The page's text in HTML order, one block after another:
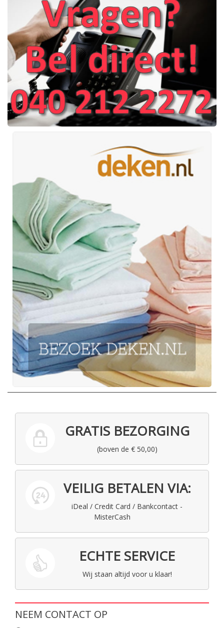
GRATIS BEZORGING
(boven de € 50,00)
VEILIG BETALEN VIA:
iDeal / Credit Card / Bankcontact -
MisterCash
ECHTE SERVICE
Wij staan altijd voor u klaar!
NEEM CONTACT OP